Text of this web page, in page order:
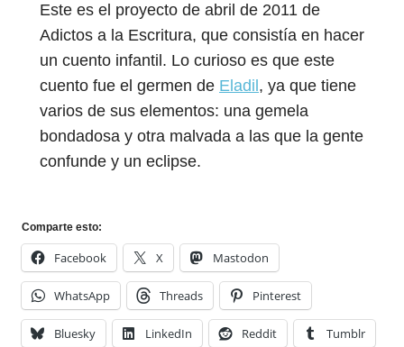
Este es el proyecto de abril de 2011 de
Adictos a la Escritura, que consistía en hacer
un cuento infantil. Lo curioso es que este
cuento fue el germen de Eladil , ya que tiene
varios de sus elementos: una gemela
bondadosa y otra malvada a las que la gente
confunde y un eclipse.
Comparte esto:
Facebook X Mastodon
WhatsApp Threads Pinterest
Bluesky LinkedIn Reddit Tumblr